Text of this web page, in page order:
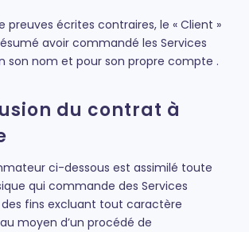
preuves écrites contraires, le « Client »
avoir commandé les Services
son nom et pour son propre compte .
du contrat à
ci-dessous est assimilé toute
qui commande des Services
fins excluant tout caractère
moyen d’un procédé de